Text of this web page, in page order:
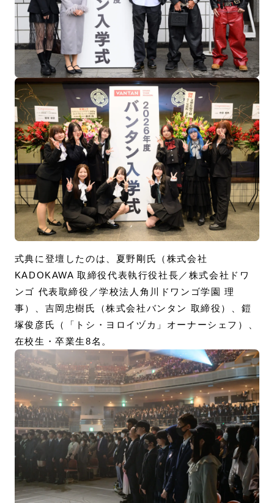
式典に登壇したのは、夏野剛氏（株式会社
KADOKAWA 取締役代表執行役社長／株式会社ドワ
ンゴ 代表取締役／学校法人角川ドワンゴ学園 理
事）、吉岡忠樹氏（株式会社バンタン 取締役）、鎧
塚俊彦氏（「トシ・ヨロイヅカ」オーナーシェフ）、
在校生・卒業生8名。